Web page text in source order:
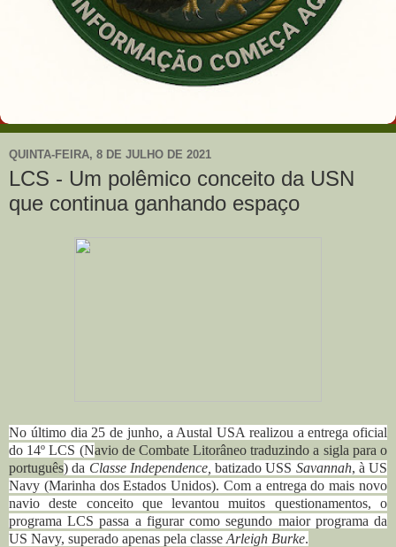
QUINTA-FEIRA, 8 DE JULHO DE 2021
LCS - Um polêmico conceito da USN
que continua ganhando espaço
No último dia 25 de junho, a Austal USA realizou a entrega oficial
do 14º LCS (Navio de Combate Litorâneo traduzindo a sigla para o
português) da Classe Independence, batizado USS Savannah, à US
Navy (Marinha dos Estados Unidos). Com a entrega do mais novo
navio deste conceito que levantou muitos questionamentos, o
programa LCS passa a figurar como segundo maior programa da
US Navy, superado apenas pela classe Arleigh Burke.